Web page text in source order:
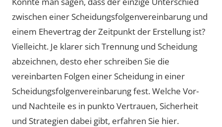
zwischen einer Scheidungsfolgenvereinbarung und
einem Ehevertrag der Zeitpunkt der Erstellung ist?
Vielleicht. Je klarer sich Trennung und Scheidung
abzeichnen, desto eher schreiben Sie die
vereinbarten Folgen einer Scheidung in einer
Scheidungsfolgenvereinbarung fest. Welche Vor-
und Nachteile es in punkto Vertrauen, Sicherheit
und Strategien dabei gibt, erfahren Sie hier.